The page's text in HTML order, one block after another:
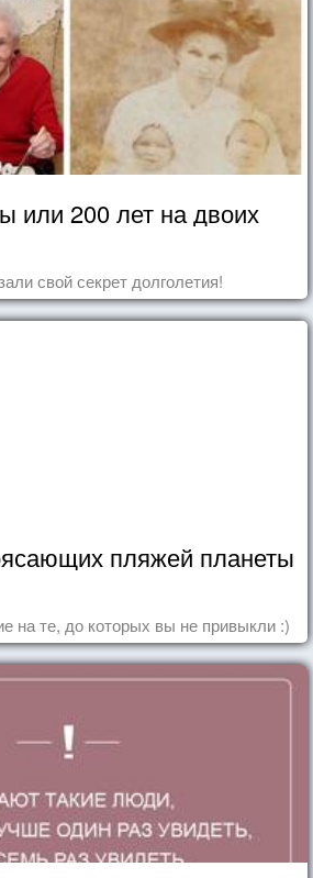
или 200 лет на двоих
свой секрет долголетия!
пляжей планеты
на те, до которых вы не привыкли :)